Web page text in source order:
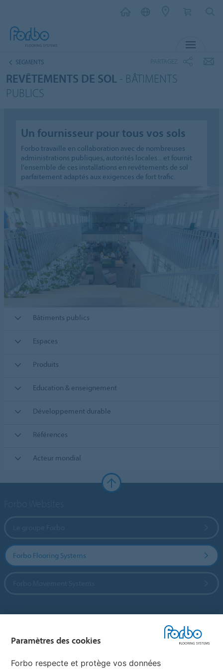
SEGMENTS
REVÊTEMENTS DE SOL - BÂTIMENTS
PUBLICS
Un fournisseur pour tous vos sols
Forbo travaille en collaboration avec de nombreuses
administrations publiques, autorités locales... et fournit
l'ensemble de ces installations en revêtements de sol
parfaitement adaptés aux exigences de fort trafic.
Bâtiments publics
Espaces
Produits
Education & enseignement
Développement durable
Références
Acteur mondial
Forbo Flooring Systems
Paramètres des cookies
Forbo respecte et protège vos données